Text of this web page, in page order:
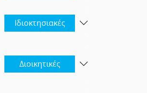
Ιδιοκτησιακές
Διοικητικές